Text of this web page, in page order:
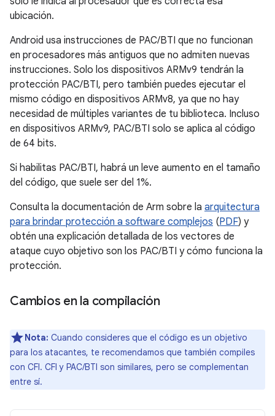
ubicación.
Android usa instrucciones de PAC/BTI que no funcionan
en procesadores más antiguos que no admiten nuevas
instrucciones. Solo los dispositivos ARMv9 tendrán la
protección PAC/BTI, pero también puedes ejecutar el
mismo código en dispositivos ARMv8, ya que no hay
necesidad de múltiples variantes de tu biblioteca. Incluso
en dispositivos ARMv9, PAC/BTI solo se aplica al código
de 64 bits.
Si habilitas PAC/BTI, habrá un leve aumento en el tamaño
del código, que suele ser del 1%.
Consulta la documentación de Arm sobre la arquitectura
para brindar protección a software complejos (PDF) y
obtén una explicación detallada de los vectores de
ataque cuyo objetivo son los PAC/BTI y cómo funciona la
protección.
Cambios en la compilación
Nota: Cuando consideres que el código es un objetivo
para los atacantes, te recomendamos que también compiles
con CFI. CFI y PAC/BTI son similares, pero se complementan
entre sí.